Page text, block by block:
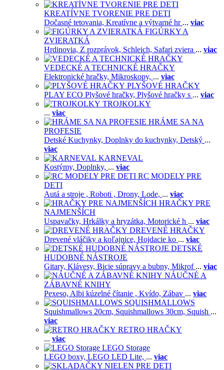
KREATÍVNE TVORENIE PRE DETI
Dočasné tetovania, Kreatívne a výtvarné hr ... viac
FIGÚRKY A
ZVIERATKÁ
Hrdinovia, Z rozprávok, Schleich, Safari zviera ... viac
VEDECKÉ A TECHNICKÉ HRAČKY
Elektronické hračky, Mikroskopy, ... viac
PLYŠOVÉ HRAČKY
PLAY ECO Plyšové hračky, Plyšové hračky s ... viac
TROJKOLKY
... viac
HRÁME SA NA
PROFESIE
Detské Kuchynky, Doplnky do kuchynky, Detský ...
viac
KARNEVAL
Kostýmy, Doplnky, ... viac
RC MODELY PRE
DETI
Autá a stroje , Roboti , Drony, Lode, ... viac
HRAČKY PRE
NAJMENŠÍCH
Uspavačky, Hrkálky a hryzátka, Motorické h ... viac
DREVENÉ HRAČKY
Drevené vláčiky a koľajnice, Hojdacie ko ... viac
DETSKÉ
HUDOBNÉ NÁSTROJE
Gitary, Klávesy, Bicie súpravy a bubny, Mikrof ... viac
NÁUČNÉ A
ZÁBAVNÉ KNIHY
Pexeso, Albi kúzelné čítanie , Kvído, Zábav ... viac
SQUISHMALLOWS
Squishmallows 20cm, Squishmallows 30cm, Squish ...
viac
RETRO HRAČKY
... viac
LEGO Storage
LEGO boxy, LEGO LED Lite, ... viac